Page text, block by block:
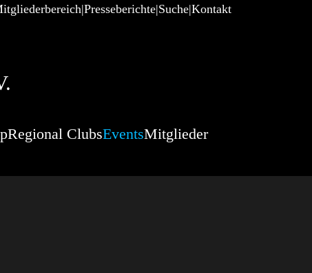
Presseberichte Suche Kontakt
Regional ClubsEventsMitglieder